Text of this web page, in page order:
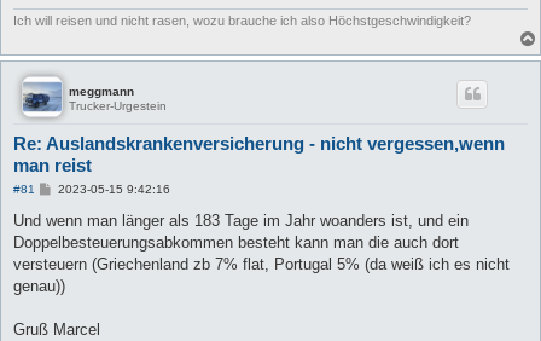
Ich will reisen und nicht rasen, wozu brauche ich also Höchstgeschwindigkeit?
meggmann
Trucker-Urgestein
Re: Auslandskrankenversicherung - nicht vergessen,wenn
man reist
#81
B
i
r
a
2023-05-15 9:42:16
Und wenn man länger als 183 Tage im Jahr woanders ist, und ein
Doppelbesteuerungsabkommen besteht kann man die auch dort
versteuern (Griechenland zb 7% flat, Portugal 5% (da weiß ich es nicht
genau))
Gruß Marcel